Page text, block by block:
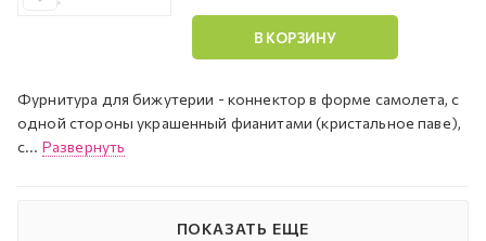
В КОРЗИНУ
Фурнитура для бижутерии - коннектор в форме самолета, с
одной стороны украшенный фианитами (кристальное паве),
с... Развернуть
ПОКАЗАТЬ ЕЩЕ